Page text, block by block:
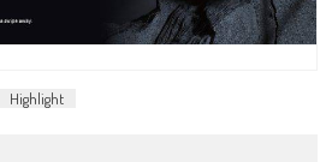
Highlight